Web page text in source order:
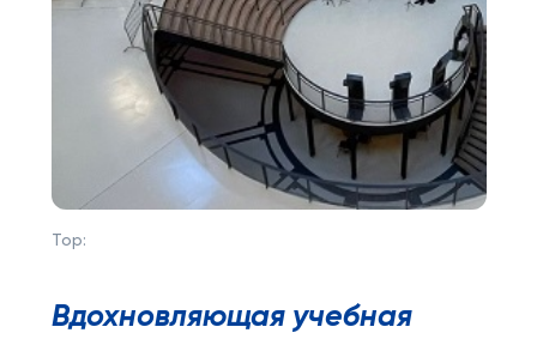
Top:
Вдохновляющая учебная